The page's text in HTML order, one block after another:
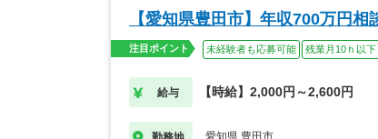
【愛知県豊田市】年収700万円
注目ポイント 未経験者も応募可能 残業月10ｈ以下
給与 【時給】2,000円～2,600円
愛知県 豊田市